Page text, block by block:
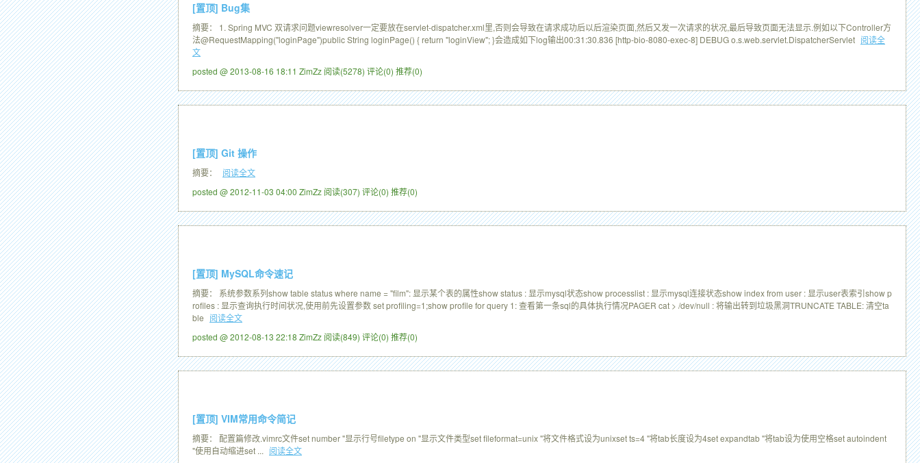
[置顶] Bug集
摘要： 1. Spring MVC 双请求问题viewresolver一定要放在servlet-dispatcher.xml里,否则会导致在请求成功后以后渲染页面,然后又发一次请求的状况,最后导致页面无法显示.例如以下Controller方
法@RequestMapping("loginPage")public String loginPage() { return "loginView"; }会造成如下log输出00:31:30.836 [http-bio-8080-exec-8] DEBUG o.s.web.servlet.DispatcherServlet 阅读全
文
posted @ 2013-08-16 18:11 ZimZz 阅读(5278) 评论(0) 推荐(0)
[置顶] Git 操作
摘要：
阅读全文
posted @ 2012-11-03 04:00 ZimZz 阅读(307) 评论(0) 推荐(0)
[置顶] MySQL命令速记
摘要： 系统参数系列show table status where name = "film": 显示某个表的属性show status : 显示mysql状态show processlist : 显示mysql连接状态show index from user : 显示user表索引show p
rofiles : 显示查询执行时间状况,使用前先设置参数 set profiling=1;show profile for query 1: 查看第一条sql的具体执行情况PAGER cat > /dev/null : 将输出转到垃圾黑洞TRUNCATE TABLE: 清空ta
ble 阅读全文
posted @ 2012-08-13 22:18 ZimZz 阅读(849) 评论(0) 推荐(0)
[置顶] VIM常用命令简记
摘要： 配置篇修改.vimrc文件set number "显示行号filetype on "显示文件类型set fileformat=unix "将文件格式设为unixset ts=4 "将tab长度设为4set expandtab "将tab设为使用空格set autoindent
"使用自动缩进set ... 阅读全文